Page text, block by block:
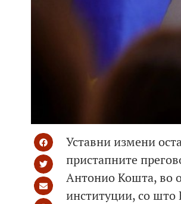
Уставни измени
пристапните
Антонио Кошта, во
институции, со што